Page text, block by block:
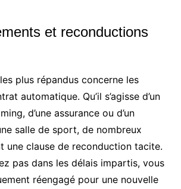
et reconductions
les plus répandus concerne les
automatique. Qu’il s’agisse d’un
d’une assurance ou d’un
salle de sport, de nombreux
une clause de reconduction tacite.
pas dans les délais impartis, vous
réengagé pour une nouvelle